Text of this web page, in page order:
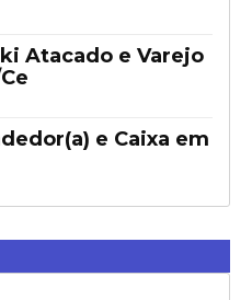
Atacado e Varejo
e Caixa em